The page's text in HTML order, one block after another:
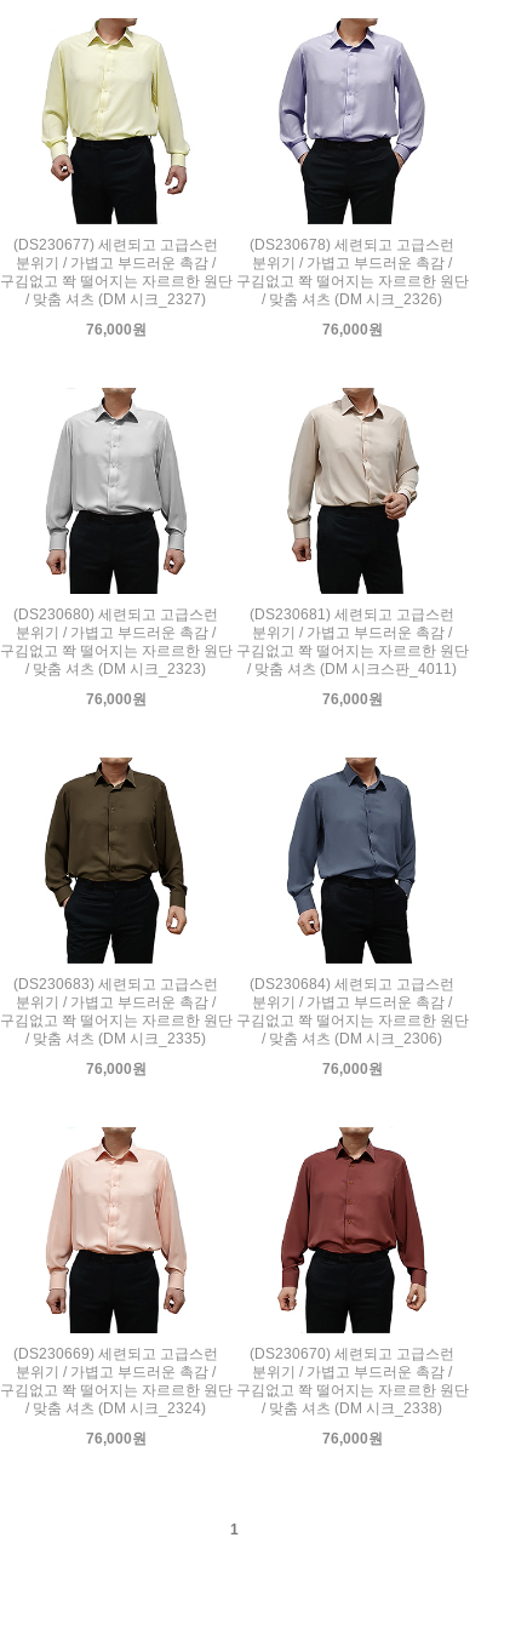
(DS230677) 세련되고 고급스런
분위기 / 가볍고 부드러운 촉감 /
구김없고 쫙 떨어지는 자르르한 원단
/ 맞춤 셔츠 (DM 시크_2327)
76,000원
(DS230678) 세련되고 고급스런
분위기 / 가볍고 부드러운 촉감 /
구김없고 쫙 떨어지는 자르르한 원단
/ 맞춤 셔츠 (DM 시크_2326)
76,000원
(DS230680) 세련되고 고급스런
분위기 / 가볍고 부드러운 촉감 /
구김없고 쫙 떨어지는 자르르한 원단
/ 맞춤 셔츠 (DM 시크_2323)
76,000원
(DS230681) 세련되고 고급스런
분위기 / 가볍고 부드러운 촉감 /
구김없고 쫙 떨어지는 자르르한 원단
/ 맞춤 셔츠 (DM 시크스판_4011)
76,000원
(DS230683) 세련되고 고급스런
분위기 / 가볍고 부드러운 촉감 /
구김없고 쫙 떨어지는 자르르한 원단
/ 맞춤 셔츠 (DM 시크_2335)
76,000원
(DS230684) 세련되고 고급스런
분위기 / 가볍고 부드러운 촉감 /
구김없고 쫙 떨어지는 자르르한 원단
/ 맞춤 셔츠 (DM 시크_2306)
76,000원
(DS230669) 세련되고 고급스런
분위기 / 가볍고 부드러운 촉감 /
구김없고 쫙 떨어지는 자르르한 원단
/ 맞춤 셔츠 (DM 시크_2324)
76,000원
(DS230670) 세련되고 고급스런
분위기 / 가볍고 부드러운 촉감 /
구김없고 쫙 떨어지는 자르르한 원단
/ 맞춤 셔츠 (DM 시크_2338)
76,000원
1